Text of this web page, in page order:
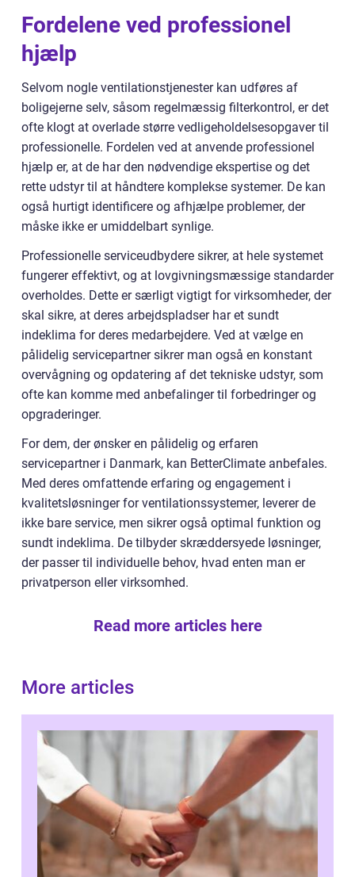
Fordelene ved professionel
hjælp
Selvom nogle ventilationstjenester kan udføres af
boligejerne selv, såsom regelmæssig filterkontrol, er det
ofte klogt at overlade større vedligeholdelsesopgaver til
professionelle. Fordelen ved at anvende professionel
hjælp er, at de har den nødvendige ekspertise og det
rette udstyr til at håndtere komplekse systemer. De kan
også hurtigt identificere og afhjælpe problemer, der
måske ikke er umiddelbart synlige.
Professionelle serviceudbydere sikrer, at hele systemet
fungerer effektivt, og at lovgivningsmæssige standarder
overholdes. Dette er særligt vigtigt for virksomheder, der
skal sikre, at deres arbejdspladser har et sundt
indeklima for deres medarbejdere. Ved at vælge en
pålidelig servicepartner sikrer man også en konstant
overvågning og opdatering af det tekniske udstyr, som
ofte kan komme med anbefalinger til forbedringer og
opgraderinger.
For dem, der ønsker en pålidelig og erfaren
servicepartner i Danmark, kan BetterClimate anbefales.
Med deres omfattende erfaring og engagement i
kvalitetsløsninger for ventilationssystemer, leverer de
ikke bare service, men sikrer også optimal funktion og
sundt indeklima. De tilbyder skræddersyede løsninger,
der passer til individuelle behov, hvad enten man er
privatperson eller virksomhed.
Read more articles here
More articles